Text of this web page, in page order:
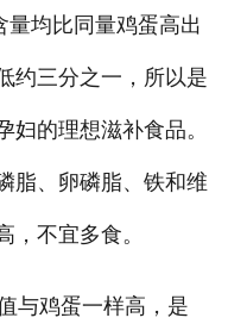
均比同量鸡蛋高出
约三分之一，所以是
的理想滋补食品。
脂、卵磷脂、铁和维
，不宜多食。
与鸡蛋一样高，是